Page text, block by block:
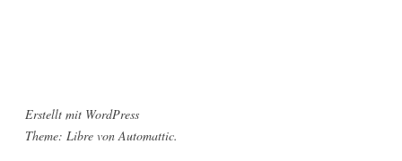
Erstellt mit WordPress
Theme: Libre vonAutomattic.